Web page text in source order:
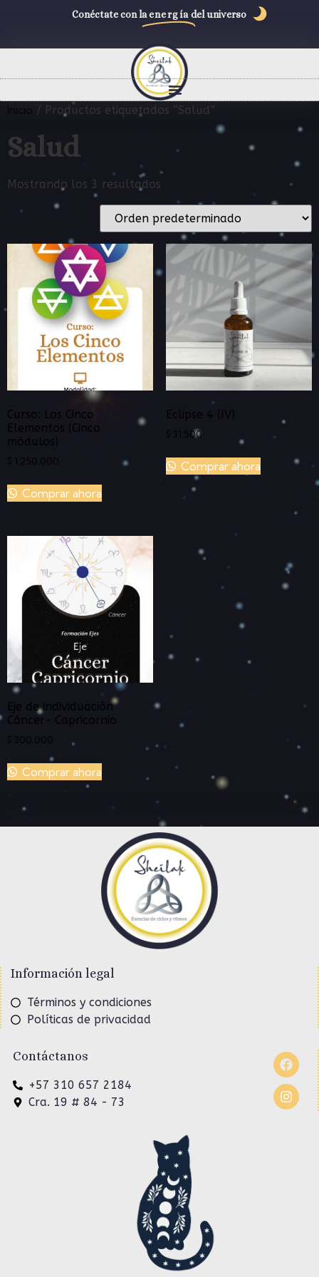
Conéctate con la energía del universo
Inicio / Productos etiquetados “Salud”
Salud
Mostrando los 3 resultados
Curso: Los Cinco
Elementos (Cinco
módulos)
$ 1.250.000
Comprar ahora
Eclipse 4 (IV)
$ 31.500
Comprar ahora
Eje de individuación
Cáncer- Capricornio
$ 300.000
Comprar ahora
Información legal
Términos y condiciones
Políticas de privacidad
Contáctanos
+57 310 657 2184
Cra. 19 # 84 - 73